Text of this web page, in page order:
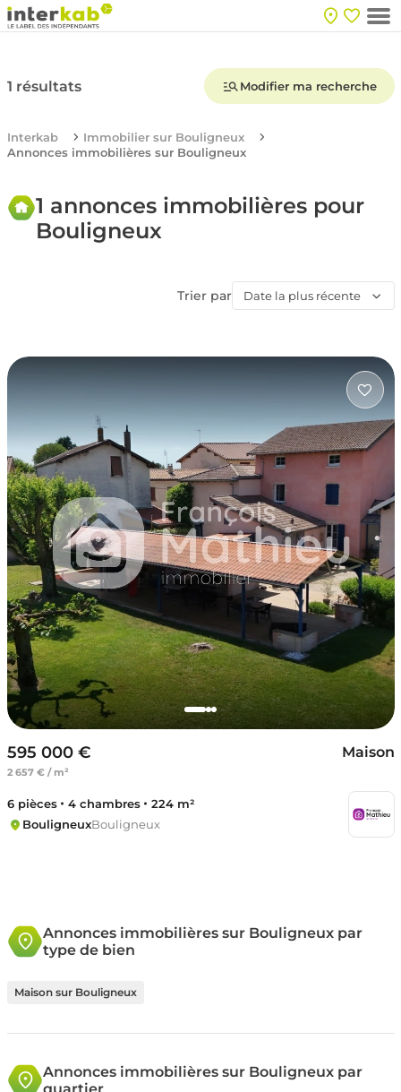
1 résultats Modifier ma recherche
Interkab
Immobilier sur Bouligneux
Annonces immobilières sur Bouligneux
1 annonces immobilières pour
Bouligneux
Trier par Date la plus récente
595 000 €
2 657 € / m²
Maison
6 pièces 4 chambres
224 m²
BouligneuxBouligneux
Annonces immobilières sur Bouligneux par
type de bien
Maison sur Bouligneux
Annonces immobilières sur Bouligneux par